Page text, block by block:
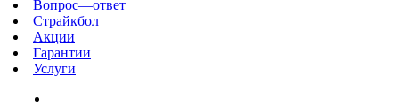
Вопрос—ответ
Страйкбол
Акции
Гарантии
Услуги